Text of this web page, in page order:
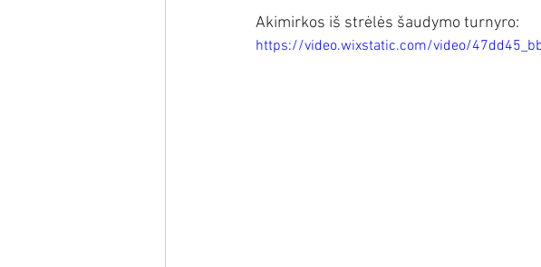
Akimirkos iš strėlės šaudymo turnyro:
https://video.wixstatic.com/video/